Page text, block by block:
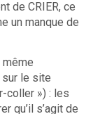
de CRIER, ce
un manque de
le site
coller ») : les
qu’il s’agit de